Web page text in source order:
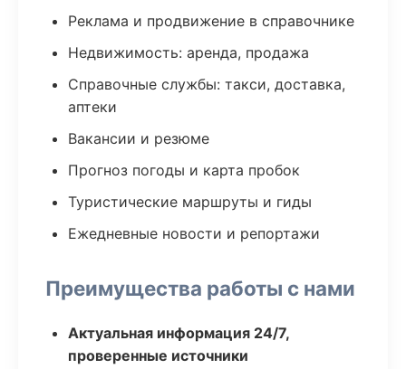
Реклама и продвижение в справочнике
Недвижимость: аренда, продажа
Справочные службы: такси, доставка,
аптеки
Вакансии и резюме
Прогноз погоды и карта пробок
Туристические маршруты и гиды
Ежедневные новости и репортажи
Преимущества работы с нами
Актуальная информация 24/7,
проверенные источники